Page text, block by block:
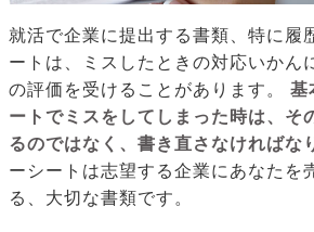
就活で企業に提出する書類、特に履
ートは、ミスしたときの対応いかん
の評価を受けることがあります。
基
ートでミスをしてしまった時は、そ
るのではなく、書き直さなければな
ーシートは志望する企業にあなたを
る、大切な書類です。